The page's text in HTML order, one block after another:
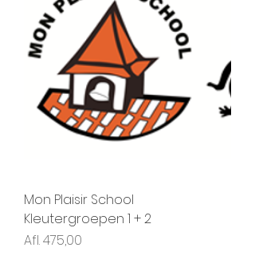
Mon Plaisir School
Kleutergroepen 1 + 2
Prijs
Afl. 475,00